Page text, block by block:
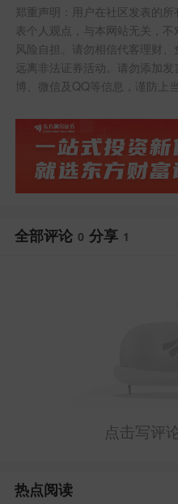
旧都谈不上！原计
建设450亿，大幅削
市场立杆见影是股
高，美元强势便于
净流出-214.65亿创
是变盘敏感日
方向，下周一、四
郑重声明：用户在社区发表的
表个人观点，与本网站无关，
风险自担。请勿相信代客理财
远离非法证券活动。请勿添加
博、微信及QQ等信息，谨防上
全部评论 0 分享 1
点击写评
热点阅读